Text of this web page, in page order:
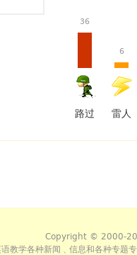
36
路过
6
雷人
Copyright © 2000-
教学各种新闻﹑信息和各种专题